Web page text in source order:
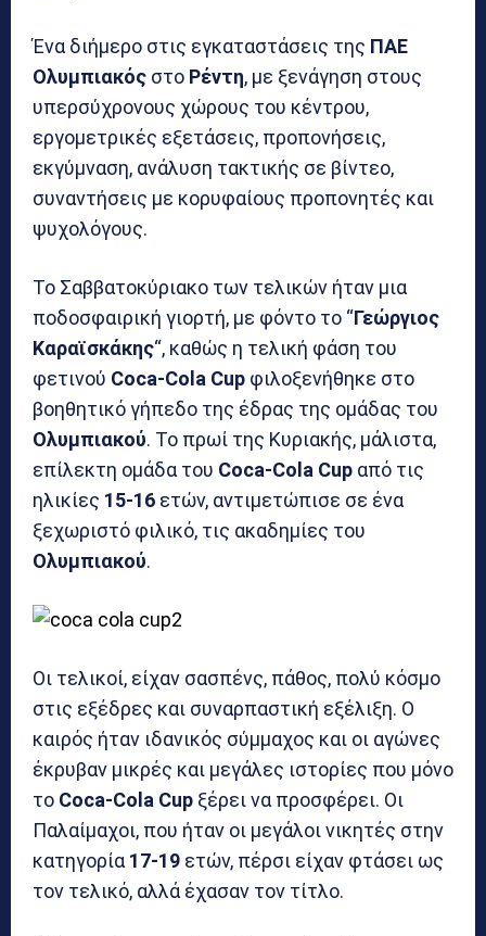
Ένα διήμερο στις εγκαταστάσεις της ΠΑΕ
Ολυμπιακός στο Ρέντη, με ξενάγηση στους
υπερσύχρονους χώρους του κέντρου,
εργομετρικές εξετάσεις, προπονήσεις,
εκγύμναση, ανάλυση τακτικής σε βίντεο,
συναντήσεις με κορυφαίους προπονητές και
ψυχολόγους.
Το Σαββατοκύριακο των τελικών ήταν μια
ποδοσφαιρική γιορτή, με φόντο το “Γεώργιος
Καραϊσκάκης“, καθώς η τελική φάση του
φετινού Coca-Cola Cup φιλοξενήθηκε στο
βοηθητικό γήπεδο της έδρας της ομάδας του
Ολυμπιακού. Το πρωί της Κυριακής, μάλιστα,
επίλεκτη ομάδα του Coca-Cola Cup από τις
ηλικίες 15-16 ετών, αντιμετώπισε σε ένα
ξεχωριστό φιλικό, τις ακαδημίες του
Ολυμπιακού.
Οι τελικοί, είχαν σασπένς, πάθος, πολύ κόσμο
στις εξέδρες και συναρπαστική εξέλιξη. Ο
καιρός ήταν ιδανικός σύμμαχος και οι αγώνες
έκρυβαν μικρές και μεγάλες ιστορίες που μόνο
το Coca-Cola Cup ξέρει να προσφέρει. Οι
Παλαίμαχοι, που ήταν οι μεγάλοι νικητές στην
κατηγορία 17-19 ετών, πέρσι είχαν φτάσει ως
τον τελικό, αλλά έχασαν τον τίτλο.